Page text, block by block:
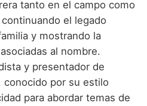
tanto en el campo como
el legado
y mostrando la
al nombre.
y presentador de
conocido por su estilo
para abordar temas de